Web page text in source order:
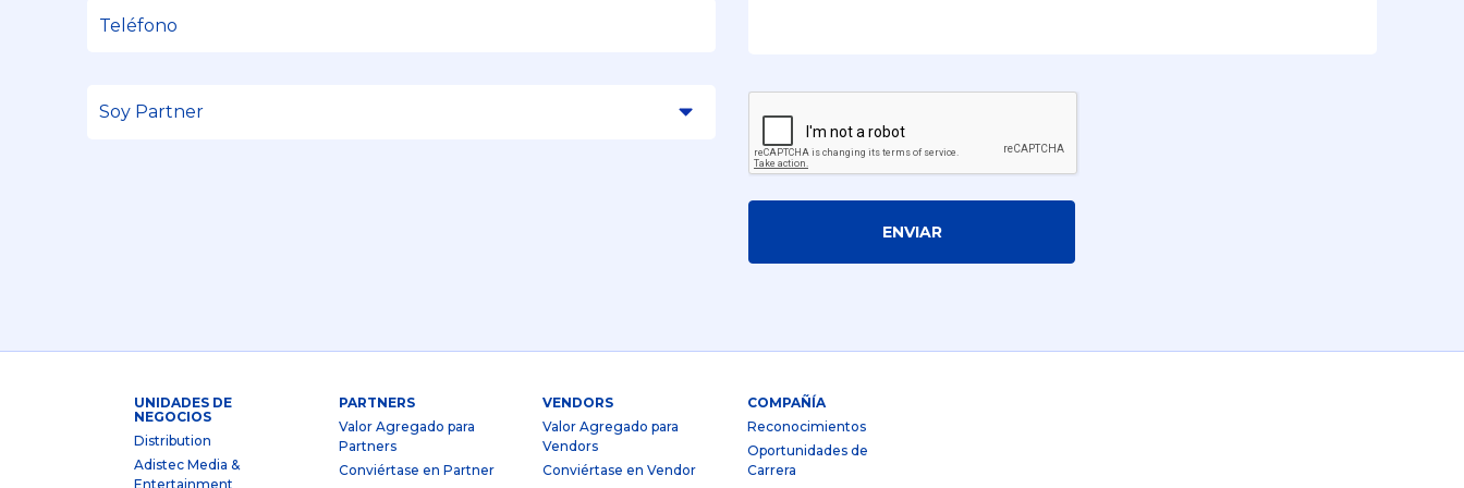
ENVIAR
UNIDADES DE
NEGOCIOS
Distribution
Adistec Media &
Entertainment
PARTNERS
Valor Agregado para
Partners
Conviértase en Partner
VENDORS
Valor Agregado para
Vendors
Conviértase en Vendor
COMPAÑÍA
Reconocimientos
Oportunidades de
Carrera